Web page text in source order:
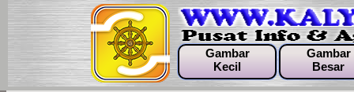
Gambar
Kecil
Gambar
Besar